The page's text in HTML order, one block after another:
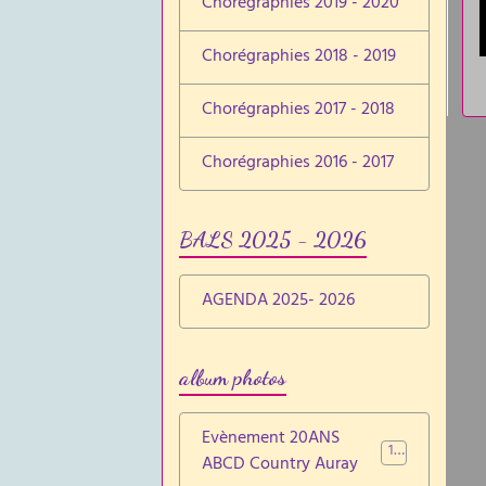
Chorégraphies 2018 - 2019
Chorégraphies 2017 - 2018
Chorégraphies 2016 - 2017
BALS 2025 - 2026
AGENDA 2025- 2026
album photos
Evènement 20ANS
ABCD Country Auray
137